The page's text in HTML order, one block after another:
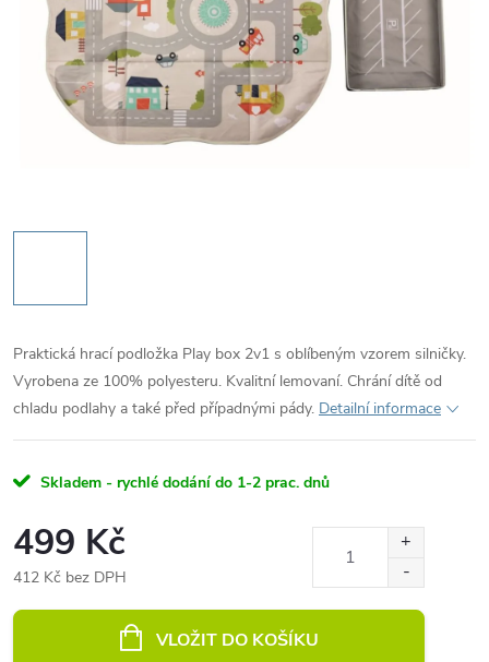
Praktická hrací podložka Play box 2v1 s oblíbeným vzorem silničky.
Vyrobena ze 100% polyesteru. Kvalitní lemovaní. Chrání dítě od
chladu podlahy a také před případnými pády. Detailní informace
Skladem - rychlé dodání do 1-2 prac. dnů
499 Kč
412 Kč bez DPH
VLOŽIT DO KOŠÍKU